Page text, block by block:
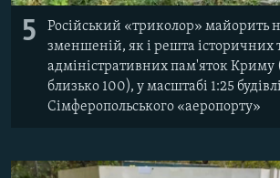
5
Російський «триколор» майорить
зменшеній, як і решта історичних
адміністративних пам'яток Криму
близько 100), у масштабі 1:25 будівлі
Сімферопольського «аеропорту»